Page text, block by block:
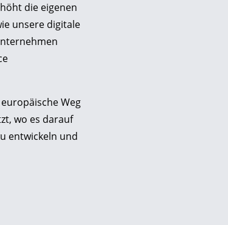
die eigenen
unsere digitale
Weg
wo es darauf
entwickeln und